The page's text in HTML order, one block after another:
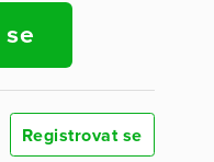
Registrovat se